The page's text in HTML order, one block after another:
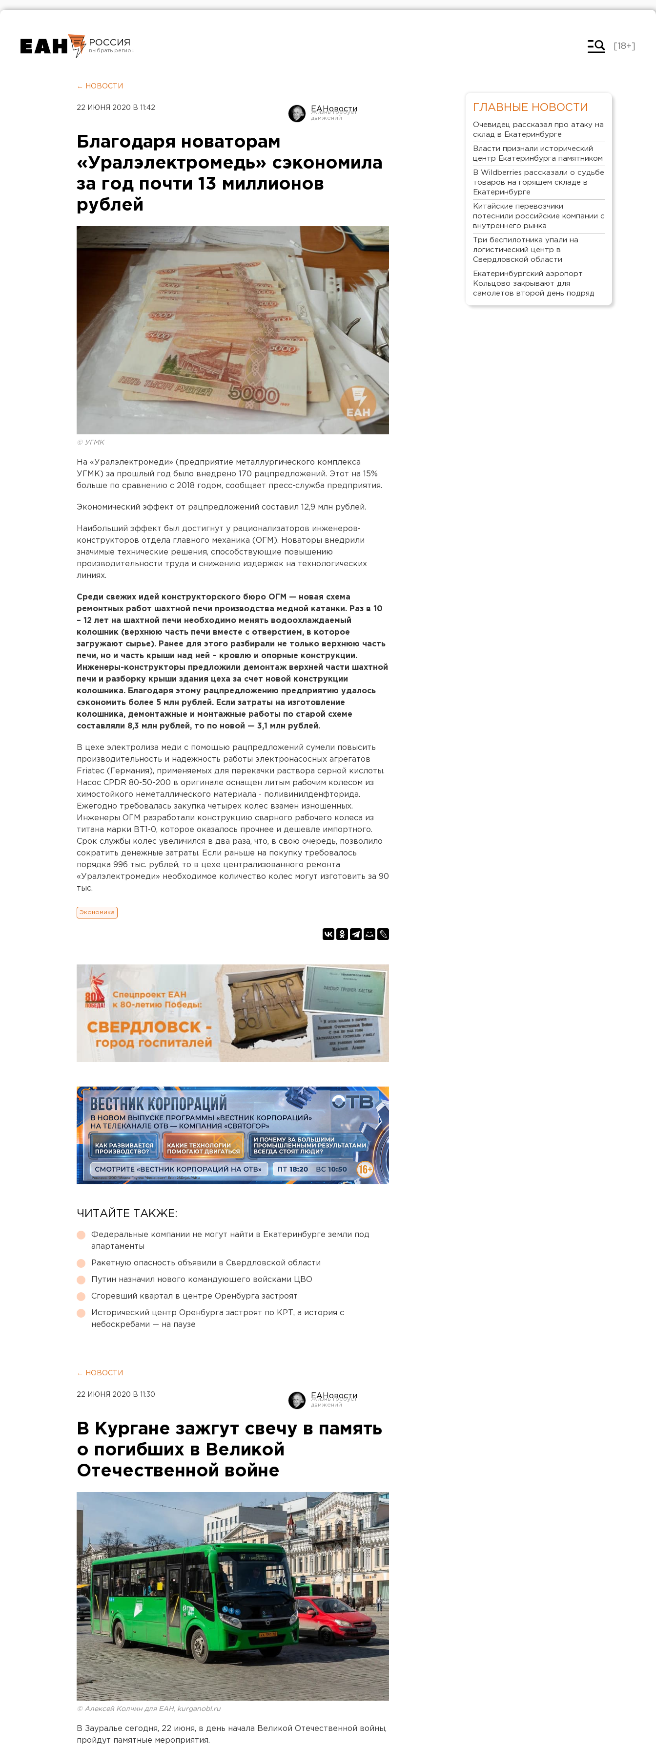
РОССИЯ
Челябинск
[18+]
← НОВОСТИ
22 ИЮНЯ 2020 В 11:42 ЕАНовости
Благодаря новаторам
«Уралэлектромедь» сэкономила
за год почти 13 миллионов
рублей
© УГМК
На «Уралэлектромеди» (предприятие металлургического комплекса
УГМК) за прошлый год было внедрено 170 рацпредложений. Этот на 15%
больше по сравнению с 2018 годом, сообщает пресс-служба предприятия.
Экономический эффект от рацпредложений составил 12,9 млн рублей.
Наибольший эффект был достигнут у рационализаторов инженеров-
конструкторов отдела главного механика (ОГМ). Новаторы внедрили
значимые технические решения, способствующие повышению
производительности труда и снижению издержек на технологических
линиях.
Среди свежих идей конструкторского бюро ОГМ — новая схема
ремонтных работ шахтной печи производства медной катанки. Раз в 10
– 12 лет на шахтной печи необходимо менять водоохлаждаемый
колошник (верхнюю часть печи вместе с отверстием, в которое
загружают сырье). Ранее для этого разбирали не только верхнюю часть
печи, но и часть крыши над ней – кровлю и опорные конструкции.
Инженеры-конструкторы предложили демонтаж верхней части шахтной
печи и разборку крыши здания цеха за счет новой конструкции
колошника. Благодаря этому рацпредложению предприятию удалось
сэкономить более 5 млн рублей. Если затраты на изготовление
колошника, демонтажные и монтажные работы по старой схеме
составляли 8,3 млн рублей, то по новой — 3,1 млн рублей.
В цехе электролиза меди с помощью рацпредложений сумели повысить
производительность и надежность работы электронасосных агрегатов
Friatec (Германия), применяемых для перекачки раствора серной кислоты.
Насос CPDR 80-50-200 в оригинале оснащен литым рабочим колесом из
химостойкого неметаллического материала - поливинилденфторида.
Ежегодно требовалась закупка четырех колес взамен изношенных.
Инженеры ОГМ разработали конструкцию сварного рабочего колеса из
титана марки ВТ1-0, которое оказалось прочнее и дешевле импортного.
Срок службы колес увеличился в два раза, что, в свою очередь, позволило
сократить денежные затраты. Если раньше на покупку требовалось
порядка 996 тыс. рублей, то в цехе централизованного ремонта
«Уралэлектромеди» необходимое количество колес могут изготовить за 90
тыс.
Экономика
ЧИТАЙТЕ ТАКЖЕ:
Федеральные компании не могут найти в Екатеринбурге земли под
апартаменты
Ракетную опасность объявили в Свердловской области
Путин назначил нового командующего войсками ЦВО
Сгоревший квартал в центре Оренбурга застроят
Исторический центр Оренбурга застроят по КРТ, а история с
небоскребами — на паузе
← НОВОСТИ
22 ИЮНЯ 2020 В 11:30 ЕАНовости
В Кургане зажгут свечу в память
о погибших в Великой
Отечественной войне
© Алексей Колчин для ЕАН, kurganobl.ru
В Зауралье сегодня, 22 июня, в день начала Великой Отечественной войны,
пройдут памятные мероприятия.
ГЛАВНЫЕ НОВОСТИ
Очевидец рассказал про атаку на
склад в Екатеринбурге
Власти признали исторический
центр Екатеринбурга памятником
В Wildberries рассказали о судьбе
товаров на горящем складе в
Екатеринбурге
Китайские перевозчики
потеснили российские компании с
внутреннего рынка
Три беспилотника упали на
логистический центр в
Свердловской области
Екатеринбургский аэропорт
Кольцово закрывают для
самолетов второй день подряд